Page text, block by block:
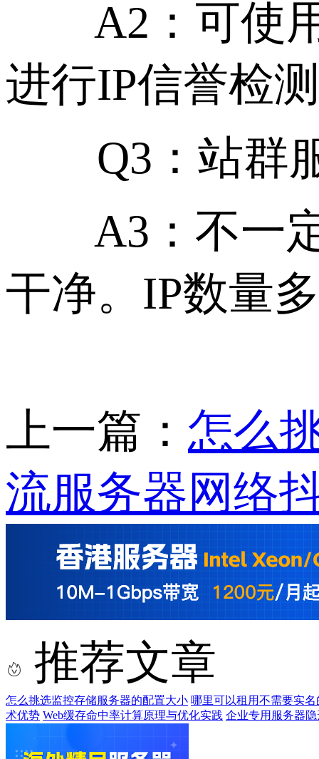
A2：可使用
进行IP信誉检
Q3：站群服
A3：不一定
干净。IP数量
上一篇： 怎么
流服务器网络
推荐文章
怎么挑选监控存储服务器的配置大小 哪里可以租用不需要实
术优势 Web缓存命中率计算原理与优化实践 企业专用服务器